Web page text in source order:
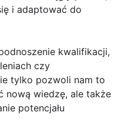
i adaptować do
kwalifikacji,
czy
tylko pozwoli nam to
nową wiedzę, ale także
potencjału